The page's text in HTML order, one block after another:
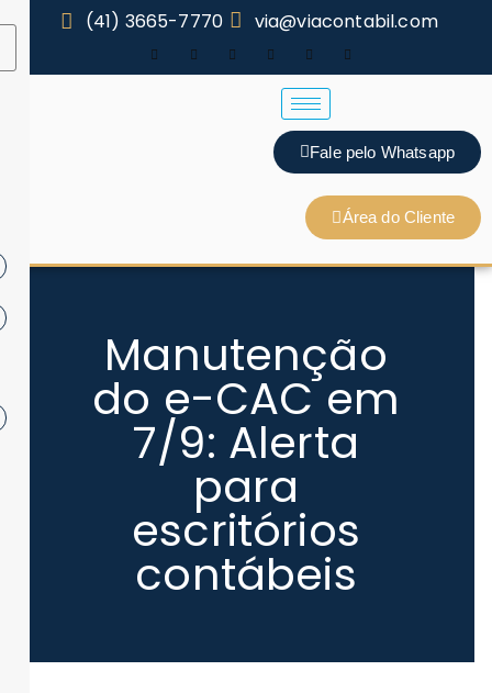
(41) 3665-7770 via@viacontabil.com
Fale pelo Whatsapp
Área do Cliente
Manutenção
do e-CAC em
7/9: Alerta
para
escritórios
contábeis